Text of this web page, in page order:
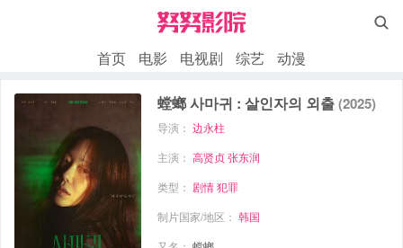

首页 电影 电视剧 综艺 动漫
螳螂 사마귀 : 살인자의 외출(2025)
导演：边永柱
主演：高贤贞 张东润
类型： 剧情 犯罪
制片国家/地区：韩国